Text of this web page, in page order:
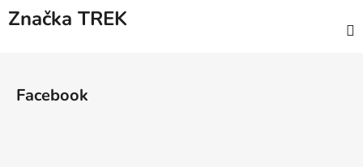
Značka TREK
Facebook